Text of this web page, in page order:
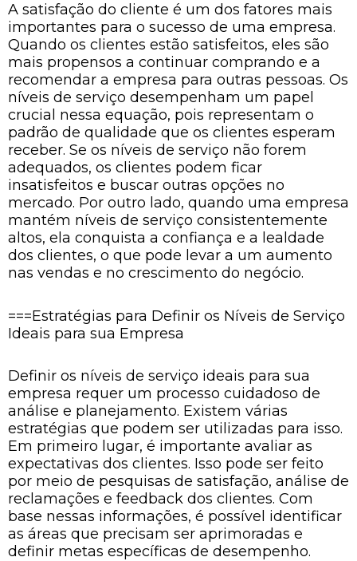
A satisfação do cliente é um dos fatores mais
importantes para o sucesso de uma empresa.
Quando os clientes estão satisfeitos, eles são
mais propensos a continuar comprando e a
recomendar a empresa para outras pessoas. Os
níveis de serviço desempenham um papel
crucial nessa equação, pois representam o
padrão de qualidade que os clientes esperam
receber. Se os níveis de serviço não forem
adequados, os clientes podem ficar
insatisfeitos e buscar outras opções no
mercado. Por outro lado, quando uma empresa
mantém níveis de serviço consistentemente
altos, ela conquista a confiança e a lealdade
dos clientes, o que pode levar a um aumento
nas vendas e no crescimento do negócio.
===Estratégias para Definir os Níveis de Serviço
Ideais para sua Empresa
Definir os níveis de serviço ideais para sua
empresa requer um processo cuidadoso de
análise e planejamento. Existem várias
estratégias que podem ser utilizadas para isso.
Em primeiro lugar, é importante avaliar as
expectativas dos clientes. Isso pode ser feito
por meio de pesquisas de satisfação, análise de
reclamações e feedback dos clientes. Com
base nessas informações, é possível identificar
as áreas que precisam ser aprimoradas e
definir metas específicas de desempenho.